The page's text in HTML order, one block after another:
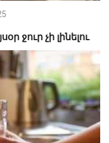
ջուր չի լինելու